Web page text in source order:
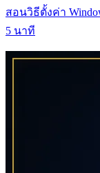
สอนวิธีตั้งค่า
5 นาที